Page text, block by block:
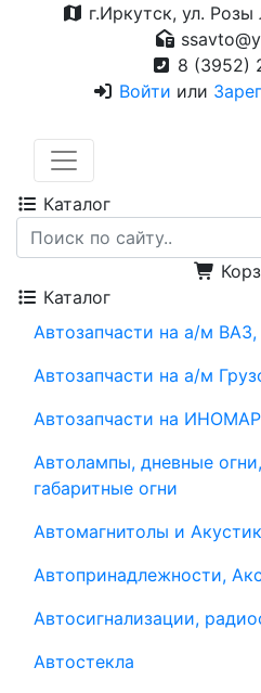
г.Иркутск, ул.
8 (3952)
Войти или
Каталог
Каталог
Автозапчасти на а/м
Автозапчасти на а/м
Автозапчасти на
Автолампы, дневные
габаритные огни
Автомагнитолы и
Автопринадлежности,
Автосигнализации,
Автостекла